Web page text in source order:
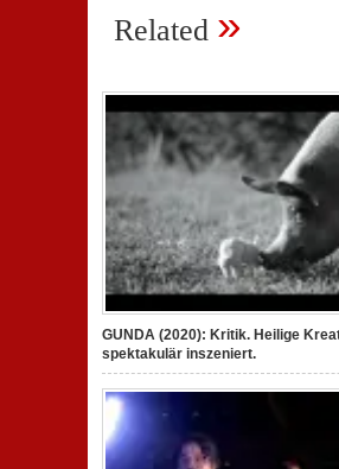
Related »
GUNDA (2020): Kritik. Heilige
spektakulär inszeniert.